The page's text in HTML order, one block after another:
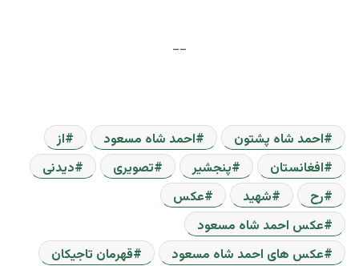
__
احمد شاه پشتون احمد شاه مسعود
از
افغانستان
پنجشیر تصویری
دیدنی
رح
شهید
عکس
عکس احمد شاه مسعود
عکس های احمد شاه مسعود
قهرمان تاجیکان